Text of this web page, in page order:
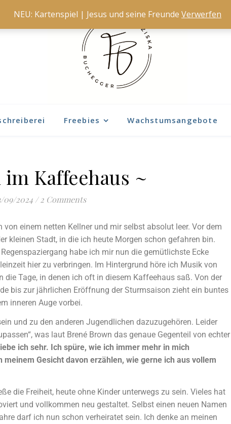
Freebies Wachstumsangebote
Kaffeehaus ~
09/2024 / 2 Comments
einem netten Kellner und mir selbst absolut leer. Vor dem
kleinen Stadt, in die ich heute Morgen schon gefahren bin.
habe ich mir nun die gemütlichste Ecke
hier zu verbringen. Im Hintergrund höre ich Musik von
die Tage, in denen ich oft in diesem Kaffeehaus saß. Von der
bis zur jährlichen Eröffnung der Sturmsaison zieht ein buntes
inneren Auge vorbei.
und zu den anderen Jugendlichen dazuzugehören. Leider
was laut Brené Brown das genaue Gegenteil von echter
ich sehr. Ich spüre, wie ich immer mehr in mich
Gesicht davon erzählen, wie gerne ich aus vollem
die Freiheit, heute ohne Kinder unterwegs zu sein. Vieles hat
und vollkommen neu gestaltet. Selbst einen neuen Namen
darf ich nun schon verheiratet sein. Ich denke an meinen
NEU: Kartenspiel | Jesus und seine Freunde Verwerfen